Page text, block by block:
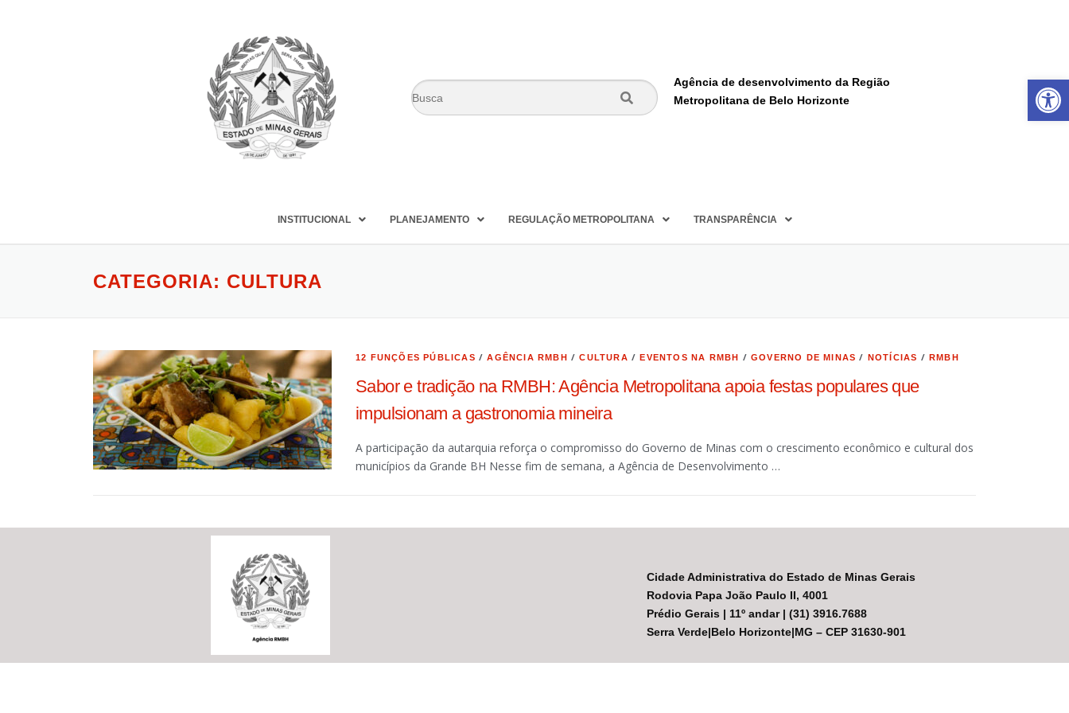
Agência de desenvolvimento da Região
Metropolitana de Belo Horizonte
INSTITUCIONAL PLANEJAMENTO REGULAÇÃO METROPOLITANA TRANSPARÊNCIA
CATEGORIA: CULTURA
12 FUNÇÕES PÚBLICAS /AGÊNCIA RMBH /CULTURA /EVENTOS NA RMBH /GOVERNO DE MINAS / NOTÍCIAS /RMBH
Sabor e tradição na RMBH: Agência Metropolitana apoia festas populares que
impulsionam a gastronomia mineira
A participação da autarquia reforça o compromisso do Governo de Minas com o crescimento econômico e cultural dos
municípios da Grande BH Nesse fim de semana, a Agência de Desenvolvimento …
Cidade Administrativa do Estado de Minas Gerais
Rodovia Papa João Paulo II, 4001
Prédio Gerais | 11º andar | (31) 3916.7688
Serra Verde|Belo Horizonte|MG – CEP 31630-901